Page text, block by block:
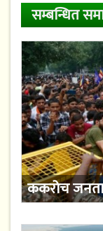
सम्बन्धित
ककरोच जनता